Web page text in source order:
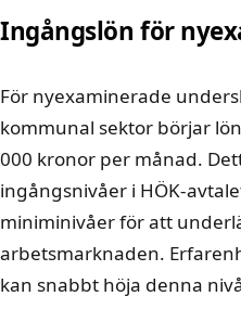
Ingångslön för
För nyexaminerade
kommunal sektor börjar
000 kronor per månad.
ingångsnivåer i HÖK-
miniminivåer för att
arbetsmarknaden.
kan snabbt höja denna